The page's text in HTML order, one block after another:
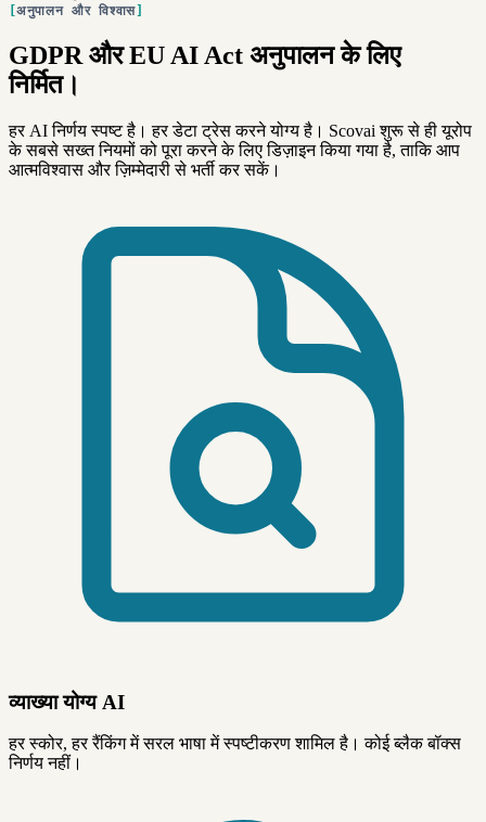
अनुपालन और विश्वास
GDPR और EU AI Act अनुपालन के लिए
निर्मित।
हर AI निर्णय स्पष्ट है। हर डेटा ट्रेस करने योग्य है। Scovai शुरू से ही यूरोप
के सबसे सख्त नियमों को पूरा करने के लिए डिज़ाइन किया गया है, ताकि आप
आत्मविश्वास और ज़िम्मेदारी से भर्ती कर सकें।
व्याख्या योग्य AI
हर स्कोर, हर रैंकिंग में सरल भाषा में स्पष्टीकरण शामिल है। कोई ब्लैक बॉक्स
निर्णय नहीं।